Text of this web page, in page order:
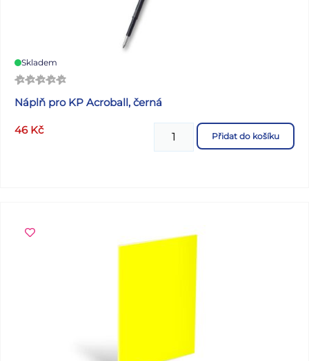
Skladem
Náplň pro KP Acroball, černá
46 Kč Přidat do košíku